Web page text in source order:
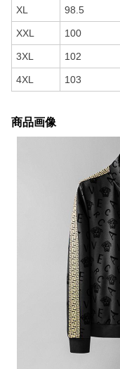
XL 98.5
XXL 100
3XL 102
4XL 103
商品画像